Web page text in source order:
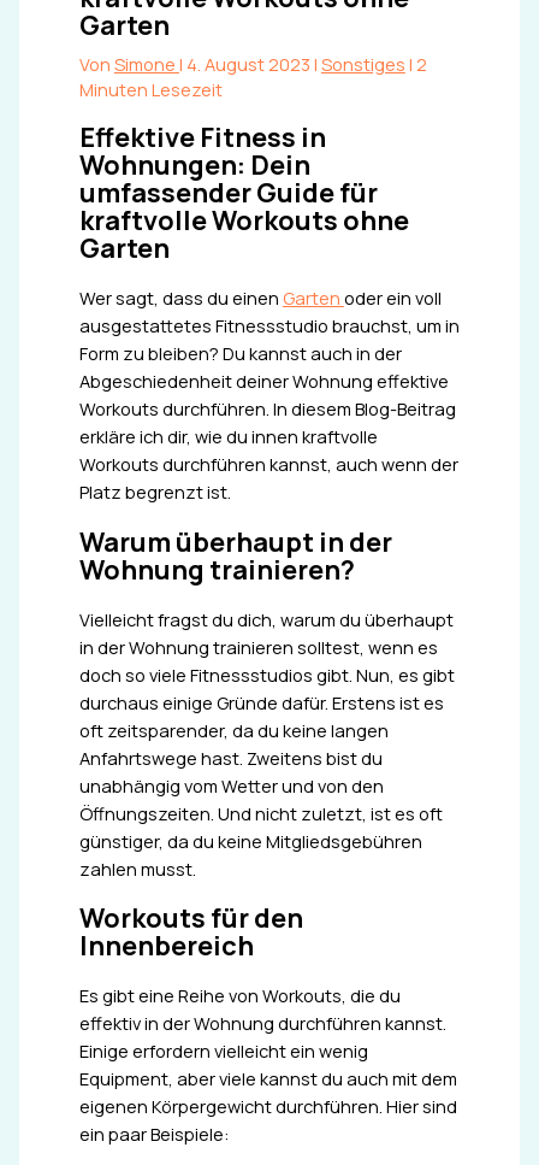
Garten
Von Simone | 4. August 2023 | Sonstiges | 2
Minuten Lesezeit
Effektive Fitness in
Wohnungen: Dein
umfassender Guide für
kraftvolle Workouts ohne
Garten
Wer sagt, dass du einen Garten oder ein voll
ausgestattetes Fitnessstudio brauchst, um in
Form zu bleiben? Du kannst auch in der
Abgeschiedenheit deiner Wohnung effektive
Workouts durchführen. In diesem Blog-Beitrag
erkläre ich dir, wie du innen kraftvolle
Workouts durchführen kannst, auch wenn der
Platz begrenzt ist.
Warum überhaupt in der
Wohnung trainieren?
Vielleicht fragst du dich, warum du überhaupt
in der Wohnung trainieren solltest, wenn es
doch so viele Fitnessstudios gibt. Nun, es gibt
durchaus einige Gründe dafür. Erstens ist es
oft zeitsparender, da du keine langen
Anfahrtswege hast. Zweitens bist du
unabhängig vom Wetter und von den
Öffnungszeiten. Und nicht zuletzt, ist es oft
günstiger, da du keine Mitgliedsgebühren
zahlen musst.
Workouts für den
Innenbereich
Es gibt eine Reihe von Workouts, die du
effektiv in der Wohnung durchführen kannst.
Einige erfordern vielleicht ein wenig
Equipment, aber viele kannst du auch mit dem
eigenen Körpergewicht durchführen. Hier sind
ein paar Beispiele: